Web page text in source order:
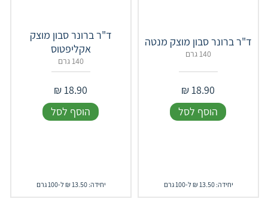
ד"ר ברונר סבון מוצק מנטה
140 גרם
18.90
₪
הוסף לסל
יחידה: 13.50 ₪ ל-100 גרם
ד"ר ברונר סבון מוצק
אקליפטוס
140 גרם
18.90
₪
הוסף לסל
יחידה: 13.50 ₪ ל-100 גרם